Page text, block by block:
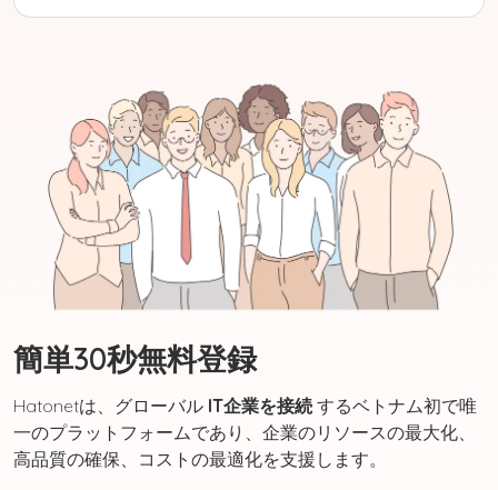
簡単30秒無料登録
Hatonetは、グローバル IT企業を接続 するベトナム初で唯
一のプラットフォームであり、企業のリソースの最大化、
高品質の確保、コストの最適化を支援します。